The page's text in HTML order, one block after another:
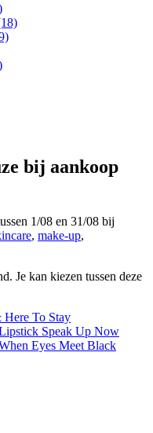
bij aankoop
1/08 en 31/08 bij
, make-up,
Je kan kiezen tussen deze
Here To Stay
Speak Up Now
Eyes Meet Black